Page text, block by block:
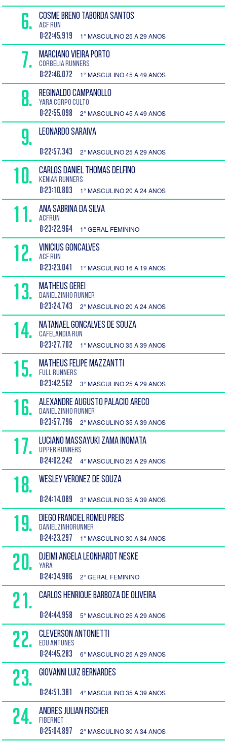
6. COSME BRENO TABORDA SANTOS
ACF RUN
0:22:45.919 1° MASCULINO 25 A 29 ANOS
7. MARCIANO VIEIRA PORTO
Corbelia Runners
0:22:46.072 1° MASCULINO 45 A 49 ANOS
8. REGINALDO CAMPANOLLO
Yara Corpo Culto
0:22:55.098 2° MASCULINO 45 A 49 ANOS
9. LEONARDO SARAIVA
0:22:57.343 2° MASCULINO 25 A 29 ANOS
10. CARLOS DANIEL THOMAS DELFINO
kenian runners
0:23:10.803 1° MASCULINO 20 A 24 ANOS
11. ANA SABRINA DA SILVA
ACFRUN
0:23:22.964 1° GERAL FEMININO
12. VINICIUS GONCALVES
ACF RUN
0:23:23.041 1° MASCULINO 16 A 19 ANOS
13. MATHEUS GEREI
danielzinho runner
0:23:24.743 2° MASCULINO 20 A 24 ANOS
14. NATANAEL GONCALVES DE SOUZA
Cafelandia run
0:23:27.702 1° MASCULINO 35 A 39 ANOS
15. MATHEUS FELIPE MAZZANTTI
Full Runners
0:23:42.562 3° MASCULINO 25 A 29 ANOS
16. ALEXANDRE AUGUSTO PALACIO ARECO
Danielzinho Runner
0:23:57.796 2° MASCULINO 35 A 39 ANOS
17. LUCIANO MASSAYUKI ZAMA INOMATA
Upper Runners
0:24:02.242 4° MASCULINO 25 A 29 ANOS
18. WESLEY VERONEZ DE SOUZA
0:24:14.089 3° MASCULINO 35 A 39 ANOS
19. DIEGO FRANCIEL ROMEU PREIS
DANIELZINHORUNNER
0:24:23.297 1° MASCULINO 30 A 34 ANOS
20. DJEIMI ANGELA LEONHARDT NESKE
Yara
0:24:34.986 2° GERAL FEMININO
21. CARLOS HENRIQUE BARBOZA DE OLIVEIRA
0:24:44.958 5° MASCULINO 25 A 29 ANOS
22. CLEVERSON ANTONIETTI
Edu Antunes
0:24:45.283 6° MASCULINO 25 A 29 ANOS
23. GIOVANNI LUIZ BERNARDES
0:24:51.381 4° MASCULINO 35 A 39 ANOS
24. ANDRES JULIAN FISCHER
FiberNet
0:25:04.897 2° MASCULINO 30 A 34 ANOS